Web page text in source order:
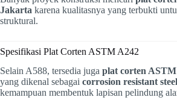
Jakarta karena kualitasnya yang terbukti
struktural.
Spesifikasi Plat Corten ASTM A242
Selain A588, tersedia juga plat corten ASTM
yang dikenal sebagai corrosion resistant
kemampuan membentuk lapisan pelindung